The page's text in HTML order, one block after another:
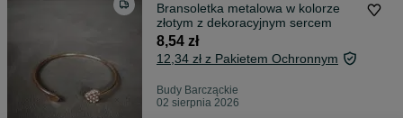
Bransoletka metalowa w kolorze
złotym z dekoracyjnym sercem
8,54 zł
12,34 zł z Pakietem Ochronnym
Budy Barcząckie
02 sierpnia 2026